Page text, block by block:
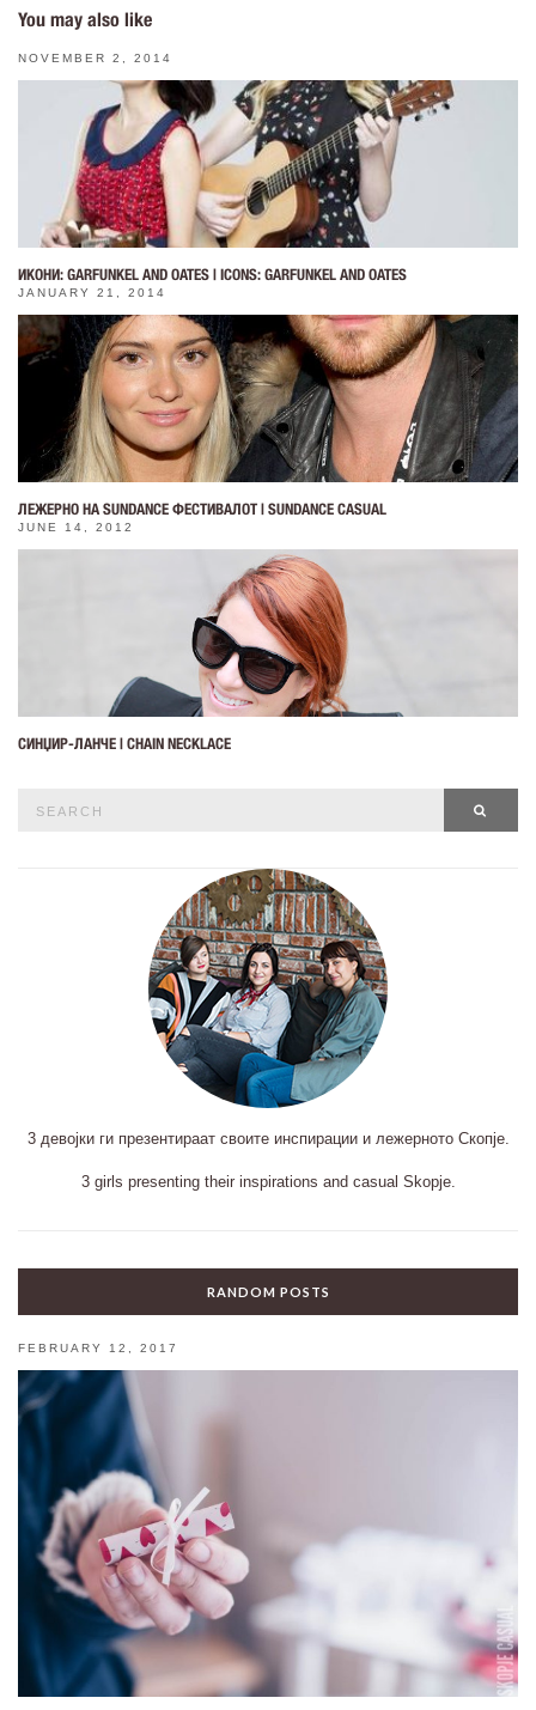
You may also like
NOVEMBER 2, 2014
ИКОНИ: GARFUNKEL AND OATES | ICONS: GARFUNKEL AND OATES
JANUARY 21, 2014
ЛЕЖЕРНО НА SUNDANCE ФЕСТИВАЛОТ | SUNDANCE CASUAL
JUNE 14, 2012
СИНЏИР-ЛАНЧЕ | CHAIN NECKLACE
3 девојки ги презентираат своите инспирации и лежерното Скопје.
3 girls presenting their inspirations and casual Skopje.
RANDOM POSTS
FEBRUARY 12, 2017